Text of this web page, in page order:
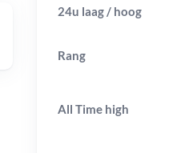
24u laag / hoog
Rang
All Time high